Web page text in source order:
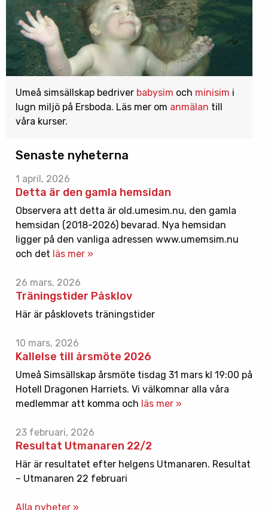
Umeå simsällskap bedriver babysim och minisim i
lugn miljö på Ersboda. Läs mer om anmälan till
våra kurser.
Senaste nyheterna
1 april, 2026
Detta är den gamla hemsidan
Observera att detta är old.umesim.nu, den gamla
hemsidan (2018-2026) bevarad. Nya hemsidan
ligger på den vanliga adressen www.umemsim.nu
och det läs mer »
26 mars, 2026
Träningstider Påsklov
Här är påsklovets träningstider
10 mars, 2026
Kallelse till årsmöte 2026
Umeå Simsällskap årsmöte tisdag 31 mars kl 19:00 på
Hotell Dragonen Harriets. Vi välkomnar alla våra
medlemmar att komma och läs mer »
23 februari, 2026
Resultat Utmanaren 22/2
Här är resultatet efter helgens Utmanaren. Resultat
– Utmanaren 22 februari
Alla nyheter »